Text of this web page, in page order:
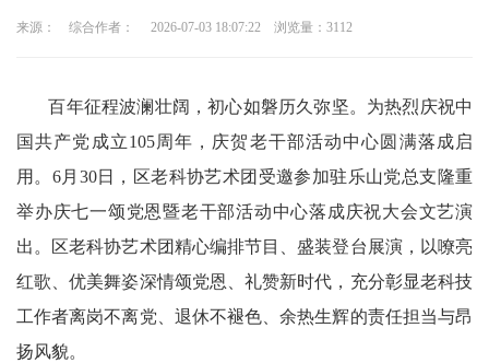
协
府
科
技
天
来源： 综合作者： 2026-07-03 18:07:22 浏览量： 3112
百年征程波澜壮阔，初心如磐历久弥坚。为热烈庆祝中
国共产党成立105周年，庆贺老干部活动中心圆满落成启
用。6月30日，区老科协艺术团受邀参加驻乐山党总支隆重
举办庆七一颂党恩暨老干部活动中心落成庆祝大会文艺演
出。区老科协艺术团精心编排节目、盛装登台展演，以嘹亮
红歌、优美舞姿深情颂党恩、礼赞新时代，充分彰显老科技
工作者离岗不离党、退休不褪色、余热生辉的责任担当与昂
扬风貌。